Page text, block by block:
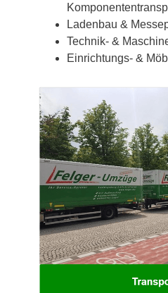
Ladenbau &
Technik- &
Einrichtungs- &